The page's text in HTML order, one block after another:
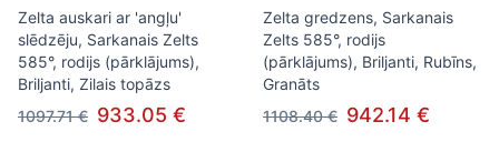
Zelta auskari ar 'angļu'
slēdzēju, Sarkanais Zelts
585°, rodijs (pārklājums),
Briljanti, Zilais topāzs
1097.71 € 933.05 €
Zelta gredzens, Sarkanais
Zelts 585°, rodijs
(pārklājums), Briljanti, Rubīns,
Granāts
1108.40 € 942.14 €